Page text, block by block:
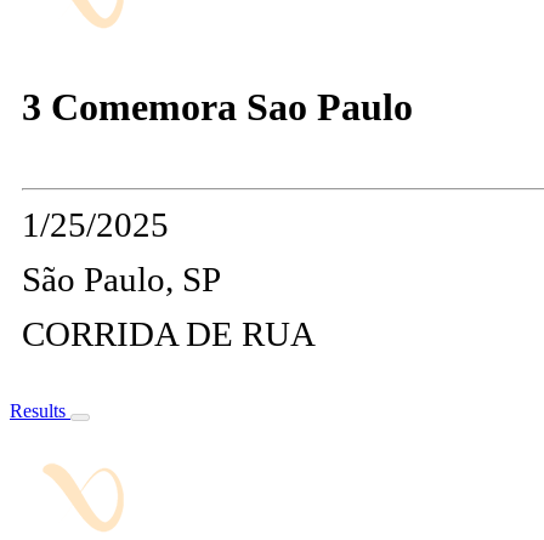
3 Comemora Sao Paulo
1/25/2025
São Paulo, SP
CORRIDA DE RUA
Results